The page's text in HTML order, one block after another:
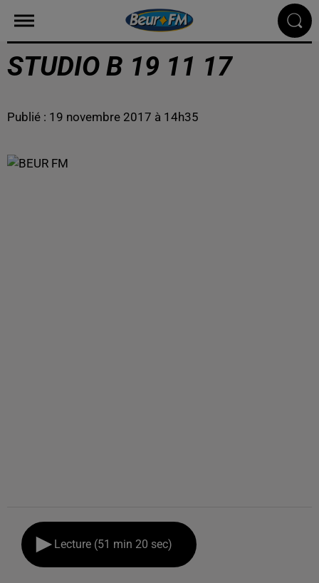
STUDIO B 19 11 17
Publié : 19 novembre 2017 à 14h35
Lecture (51 min 20 sec)